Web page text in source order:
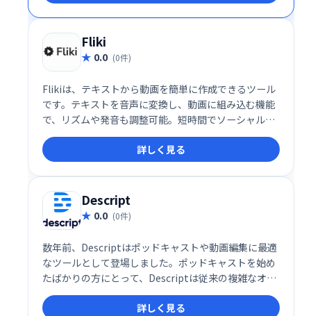
Fliki
0.0 (0件)
Flikiは、テキストから動画を簡単に作成できるツール
です。テキストを音声に変換し、動画に組み込む機能
で、リズムや発音も調整可能。短時間でソーシャルメ
ディア投稿向けの動画制作が可能です。有料プランで
は、テキスト入力だけで動画を自動生成する機能も利
用できます。手軽に高品質な動画を作成したい方にお
すすめです。
詳しく見る
Descript
0.0 (0件)
数年前、Descriptはポッドキャストや動画編集に最適
なツールとして登場しました。ポッドキャストを始め
たばかりの方にとって、Descriptは従来の複雑なオー
ディオ編集ツールとはまったく異なる、新しいタイプ
のオーディオエディタです。今年初め、私はポッドキ
詳しく見る